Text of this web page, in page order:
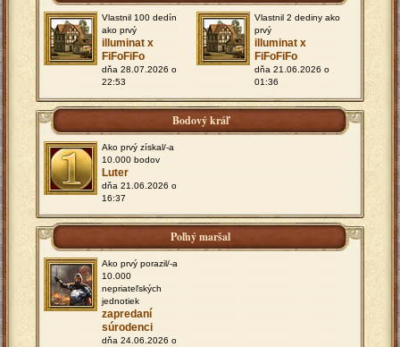
Vlastnil 100 dedín
ako prvý
illuminat x
FiFoFiFo
dňa 28.07.2026 o
22:53
Vlastnil 2 dediny ako
prvý
illuminat x
FiFoFiFo
dňa 21.06.2026 o
01:36
Bodový kráľ
Ako prvý získal/-a
10.000 bodov
Luter
dňa 21.06.2026 o
16:37
Poľný maršal
Ako prvý porazil/-a
10.000
nepriateľských
jednotiek
zapredaní
súrodenci
dňa 24.06.2026 o